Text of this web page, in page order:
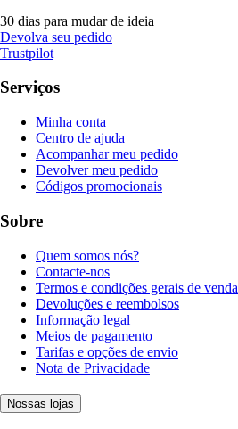
30 dias para mudar de ideia
Devolva seu pedido
Trustpilot
Serviços
Minha conta
Centro de ajuda
Acompanhar meu pedido
Devolver meu pedido
Códigos promocionais
Sobre
Quem somos nós?
Contacte-nos
Termos e condições gerais de venda
Devoluções e reembolsos
Informação legal
Meios de pagamento
Tarifas e opções de envio
Nota de Privacidade
Nossas lojas